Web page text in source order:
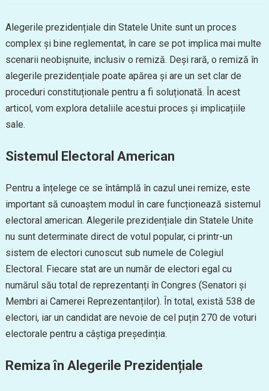
Alegerile prezidențiale din Statele Unite sunt un proces
complex și bine reglementat, în care se pot implica mai multe
scenarii neobișnuite, inclusiv o remiză. Deși rară, o remiză în
alegerile prezidențiale poate apărea și are un set clar de
proceduri constituționale pentru a fi soluționată. În acest
articol, vom explora detaliile acestui proces și implicațiile
sale.
Sistemul Electoral American
Pentru a înțelege ce se întâmplă în cazul unei remize, este
important să cunoaștem modul în care funcționează sistemul
electoral american. Alegerile prezidențiale din Statele Unite
nu sunt determinate direct de votul popular, ci printr-un
sistem de electori cunoscut sub numele de Colegiul
Electoral. Fiecare stat are un număr de electori egal cu
numărul său total de reprezentanți în Congres (Senatori și
Membri ai Camerei Reprezentanților). În total, există 538 de
electori, iar un candidat are nevoie de cel puțin 270 de voturi
electorale pentru a câștiga președinția.
Remiza în Alegerile Prezidențiale